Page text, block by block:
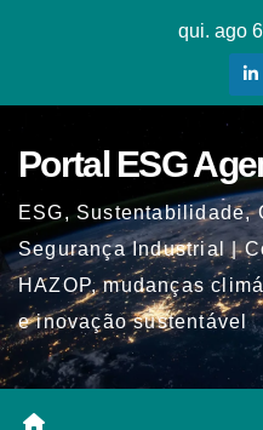
qui. ago
Portal ESG
ESG, Sustentabilidade,
Segurança Industrial |
HAZOP, mudanças
e inovação sustentável